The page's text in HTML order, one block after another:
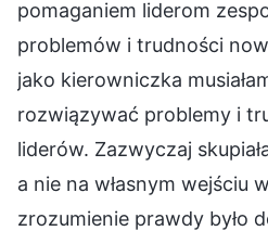
pomaganiem liderom
problemów i trudności
jako kierowniczka
rozwiązywać problemy i
liderów. Zazwyczaj
a nie na własnym wejściu
zrozumienie prawdy było